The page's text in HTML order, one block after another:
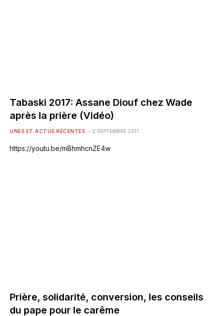
Tabaski 2017: Assane Diouf chez Wade
après la prière (Vidéo)
UNES ET ACTUS RÉCENTES 2 SEPTEMBRE 2017
https://youtu.be/mBhmhcnZE4w
Prière, solidarité, conversion, les conseils
du pape pour le carême